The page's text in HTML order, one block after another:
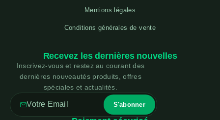
Mentions légales
Conditions générales de vente
Recevez les dernières nouvelles
Inscrivez-vous et restez au courant des
dernières nouveautés produits, offres
spéciales et actualités.